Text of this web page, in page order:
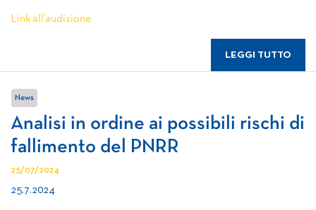
Link all’audizione
LEGGI TUTTO
News
Analisi in ordine ai possibili rischi di
fallimento del PNRR
25/07/2024
25.7.2024